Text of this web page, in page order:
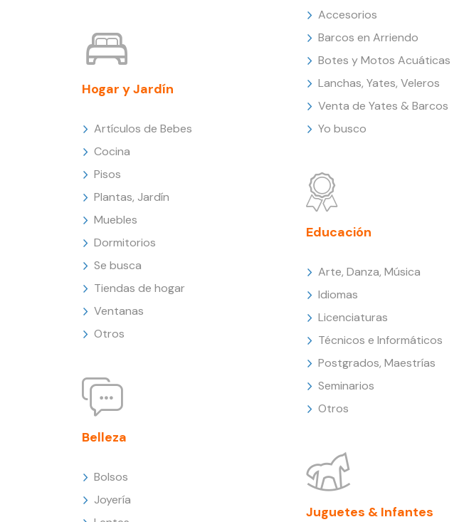
Hogar y Jardín
Artículos de Bebes
Cocina
Pisos
Plantas, Jardín
Muebles
Dormitorios
Se busca
Tiendas de hogar
Ventanas
Otros
Belleza
Bolsos
Joyería
Accesorios
Barcos en Arriendo
Botes y Motos Acuáticas
Lanchas, Yates, Veleros
Venta de Yates & Barcos
Yo busco
Educación
Arte, Danza, Música
Idiomas
Licenciaturas
Técnicos e Informáticos
Postgrados, Maestrías
Seminarios
Otros
Juguetes & Infantes